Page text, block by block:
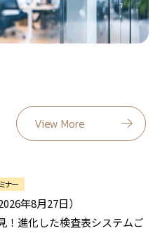
View More
ナー
年8月27日）
！進化した検査表システムご